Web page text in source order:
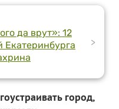
да врут»: 12
Екатеринбурга
>
город,